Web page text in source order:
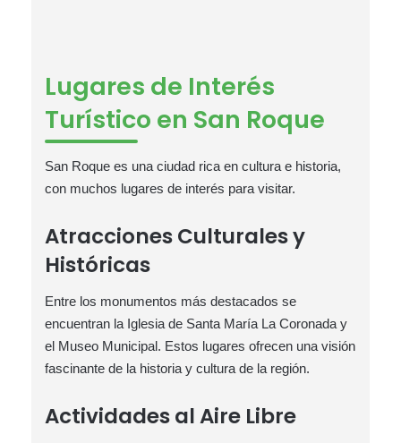
Lugares de Interés
Turístico en San Roque
San Roque es una ciudad rica en cultura e historia,
con muchos lugares de interés para visitar.
Atracciones Culturales y
Históricas
Entre los monumentos más destacados se
encuentran la Iglesia de Santa María La Coronada y
el Museo Municipal. Estos lugares ofrecen una visión
fascinante de la historia y cultura de la región.
Actividades al Aire Libre